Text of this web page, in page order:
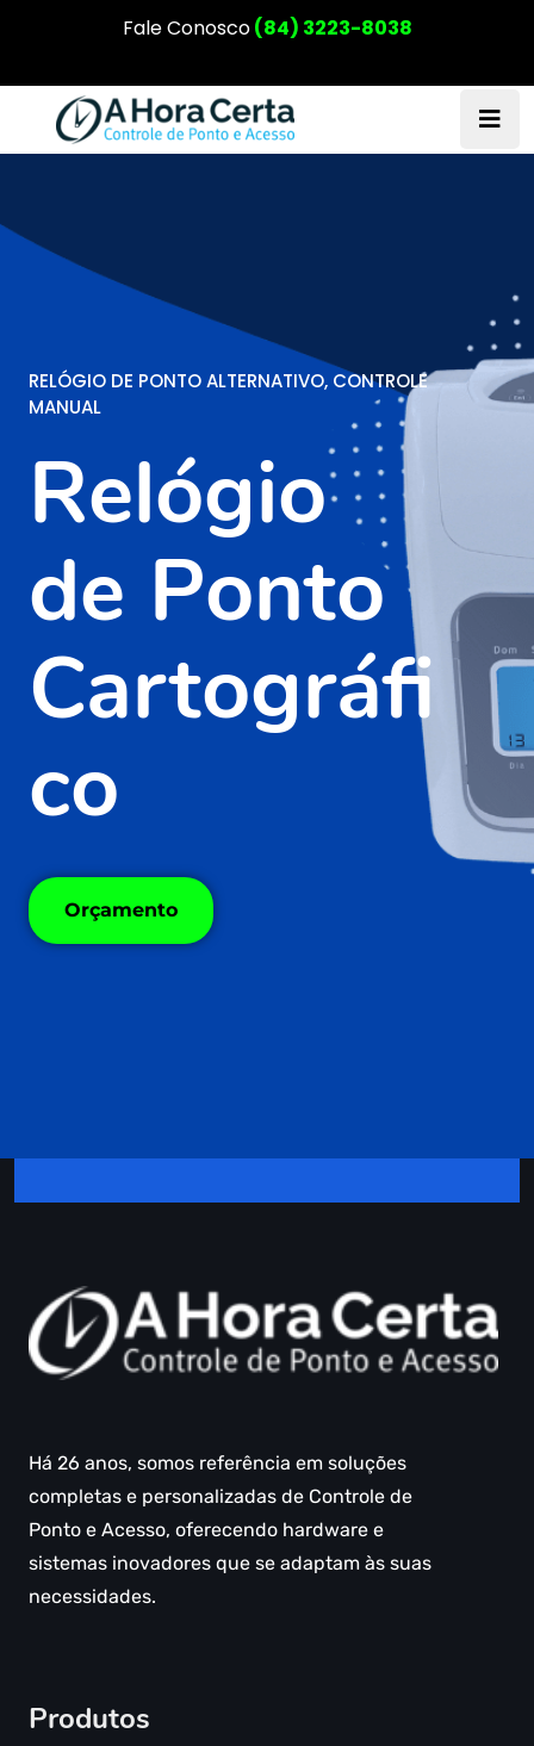
Fale Conosco(84) 3223-8038
RELÓGIO DE PONTO ALTERNATIVO, CONTROLE
MANUAL
Relógio
de Ponto
Cartográfi
co
Orçamento
Há 26 anos, somos referência em soluções
completas e personalizadas de Controle de
Ponto e Acesso, oferecendo hardware e
sistemas inovadores que se adaptam às suas
necessidades.
Produtos